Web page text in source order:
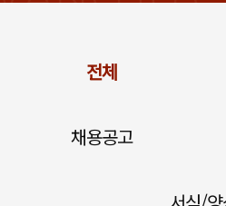
전체
채용공고